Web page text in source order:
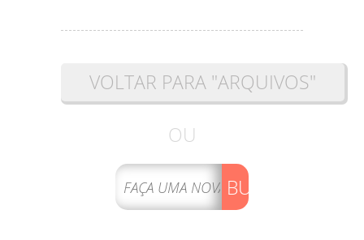
VOLTAR PARA "ARQUIVOS"
OU
BUSCAR